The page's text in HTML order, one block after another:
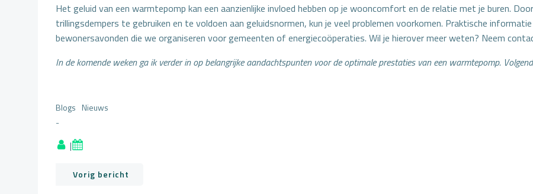
Het geluid van een warmtepomp kan een aanzienlijke invloed hebben op je wooncomfort en de relatie met je buren.
trillingsdempers te gebruiken en te voldoen aan geluidsnormen, kun je veel problemen voorkomen. Praktische
bewonersavonden die we organiseren voor gemeenten of energiecoöperaties. Wil je hierover meer weten? Neem
In de komende weken ga ik verder in op belangrijke aandachtspunten voor de optimale prestaties van een warmtepomp.
Blogs Nieuws
-
|
Bericht
Vorig bericht